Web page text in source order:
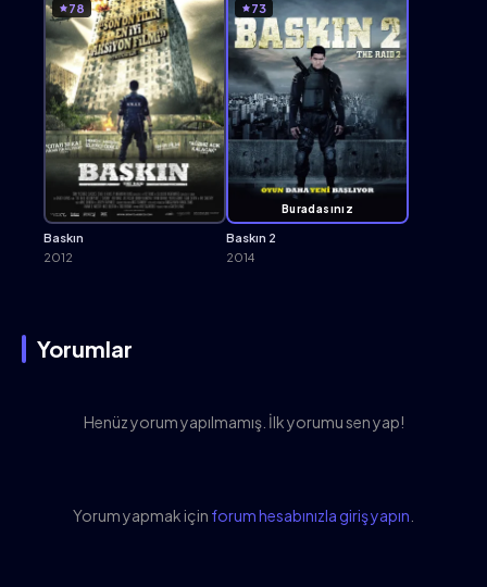
78
Baskın
2012
Buradasınız
73
Baskın 2
2014
Yorumlar
Henüz yorum yapılmamış. İlk yorumu sen yap!
Yorum yapmak için forum hesabınızla giriş yapın